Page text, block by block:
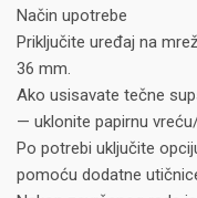
Način upotrebe
Priključite uređaj na
36 mm.
Ako usisavate tečne
— uklonite papirnu
Po potrebi uključite
pomoću dodatne